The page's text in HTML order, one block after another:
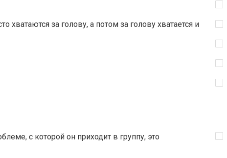
за голову, а потом за голову хватается и
с которой он приходит в группу, это